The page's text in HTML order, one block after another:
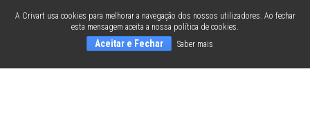
A Crivart usa cookies para melhorar a navegação dos nossos utilizadores. Ao fechar
esta mensagem aceita a nossa política de cookies.
Aceitar e Fechar Saber mais